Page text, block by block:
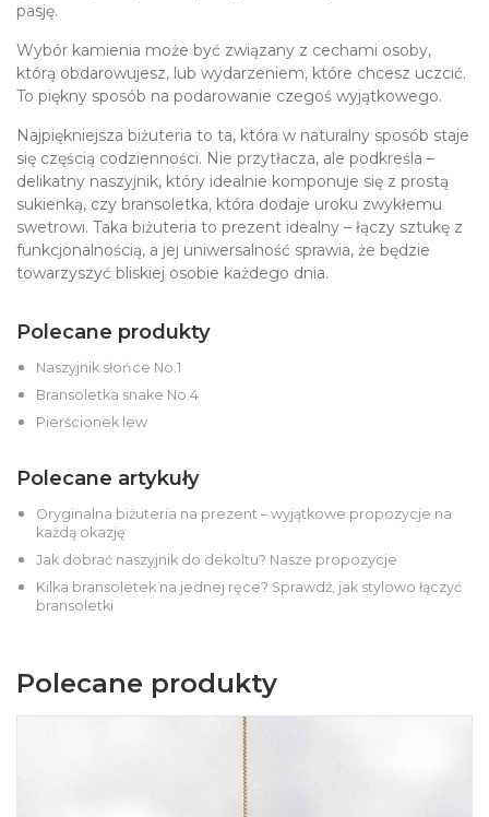
pasję.
Wybór kamienia może być związany z cechami osoby,
którą obdarowujesz, lub wydarzeniem, które chcesz uczcić.
To piękny sposób na podarowanie czegoś wyjątkowego.
Najpiękniejsza biżuteria to ta, która w naturalny sposób staje
się częścią codzienności. Nie przytłacza, ale podkreśla –
delikatny naszyjnik, który idealnie komponuje się z prostą
sukienką, czy bransoletka, która dodaje uroku zwykłemu
swetrowi. Taka biżuteria to prezent idealny – łączy sztukę z
funkcjonalnością, a jej uniwersalność sprawia, że będzie
towarzyszyć bliskiej osobie każdego dnia.
Polecane produkty
Naszyjnik słońce No.1
Bransoletka snake No.4
Pierścionek lew
Polecane artykuły
Oryginalna biżuteria na prezent – wyjątkowe propozycje na
każdą okazję
Jak dobrać naszyjnik do dekoltu? Nasze propozycje
Kilka bransoletek na jednej ręce? Sprawdź, jak stylowo łączyć
bransoletki
Polecane produkty